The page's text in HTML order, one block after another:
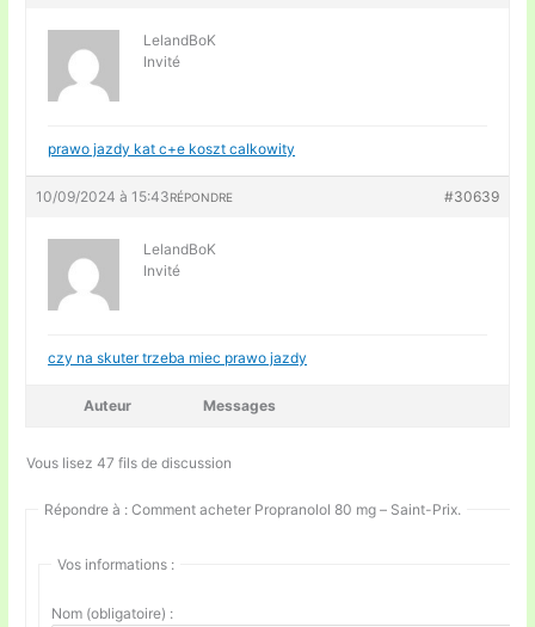
LelandBoK
Invité
prawo jazdy kat c+e koszt calkowity
10/09/2024 à 15:43 #30639
RÉPONDRE
LelandBoK
Invité
czy na skuter trzeba miec prawo jazdy
Auteur Messages
Vous lisez 47 fils de discussion
Répondre à : Comment acheter Propranolol 80 mg – Saint-Prix.
Vos informations :
Nom (obligatoire) :